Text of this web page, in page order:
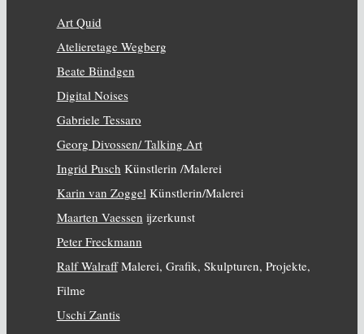
Art Quid
Atelieretage Wegberg
Beate Bündgen
Digital Noises
Gabriele Tessaro
Georg Divossen/ Talking Art
Ingrid Pusch Künstlerin /Malerei
Karin van Zoggel Künstlerin/Malerei
Maarten Vaessen ijzerkunst
Peter Freckmann
Ralf WalraffMalerei, Grafik, Skulpturen, Projekte,
Filme
Uschi Zantis